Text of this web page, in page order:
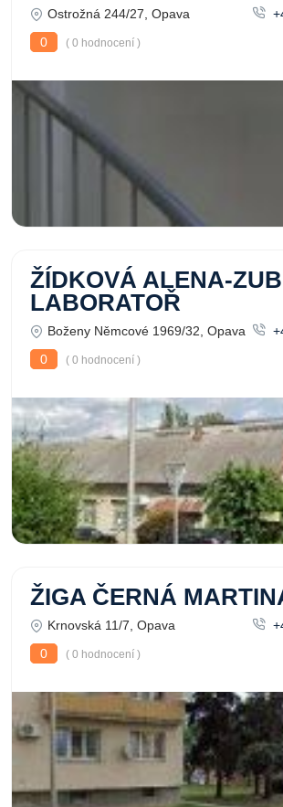
Ostrožná 244/27, Opava
0
( 0 hodnocení )
ŽÍDKOVÁ ALENA-
LABORATOŘ
Boženy Němcové 1969/32, Opava
0
( 0 hodnocení )
ŽIGA ČERNÁ
Krnovská 11/7, Opava
0
( 0 hodnocení )